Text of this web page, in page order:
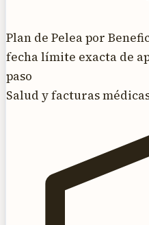
Plan de Pelea por
fecha límite exacta de
paso
Salud y facturas